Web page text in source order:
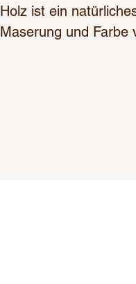
Holz ist ein
Maserung und Farbe